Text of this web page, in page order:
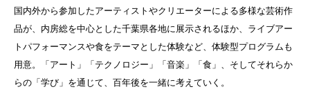
国内外から参加したアーティストやクリエーターによる多様な芸術作
品が、内房総を中心とした千葉県各地に展示されるほか、ライブアー
トパフォーマンスや食をテーマとした体験など、体験型プログラムも
用意。「アート」「テクノロジー」「音楽」「食」、そしてそれらか
らの「学び」を通じて、百年後を一緒に考えていく。